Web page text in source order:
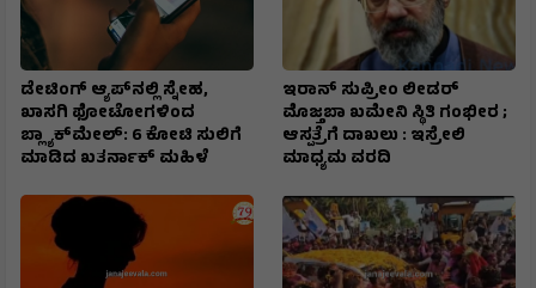
ಡೇಟಿಂಗ್ ಆ್ಯಪ್‌ನಲ್ಲಿ ಸ್ನೇಹ,
ಖಾಸಗಿ ಫೋಟೋಗಳಿಂದ
ಬ್ಲ್ಯಾಕ್‌ಮೇಲ್: ₹6 ಕೋಟಿ ಸುಲಿಗೆ
ಮಾಡಿದ ಖತರ್ನಾಕ್‌ ಮಹಿಳೆ
ಇರಾನ್‌ ಸುಪ್ರೀಂ ಲೀಡರ್‌
ಮೊಜ್ತಬಾ ಖಮೇನಿ ಸ್ಥಿತಿ ಗಂಭೀರ ;
ಆಸ್ಪತ್ರೆಗೆ ದಾಖಲು : ಇಸ್ರೇಲಿ
ಮಾಧ್ಯಮ ವರದಿ